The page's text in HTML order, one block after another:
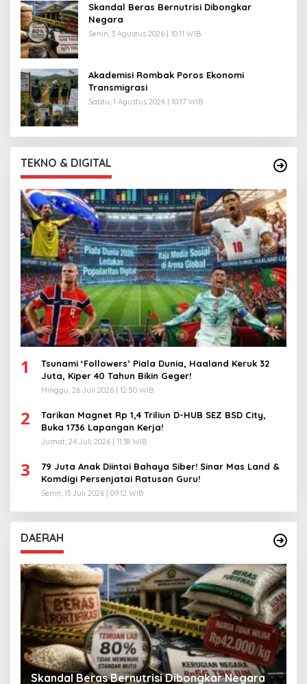
Skandal Beras Bernutrisi Dibongkar
Negara
Senin, 3 Agustus 2026 | 10:11 WIB
Akademisi Rombak Poros Ekonomi
Transmigrasi
Sabtu, 1 Agustus 2026 | 10:17 WIB
TEKNO & DIGITAL
1
Tsunami ‘Followers’ Piala Dunia, Haaland Keruk 32
Juta, Kiper 40 Tahun Bikin Geger!
Minggu, 26 Juli 2026 | 12:50 WIB
2
Tarikan Magnet Rp 1,4 Triliun D-HUB SEZ BSD City,
Buka 1736 Lapangan Kerja!
Jumat, 24 Juli 2026 | 11:38 WIB
3
79 Juta Anak Diintai Bahaya Siber! Sinar Mas Land &
Komdigi Persenjatai Ratusan Guru!
Senin, 13 Juli 2026 | 09:12 WIB
DAERAH
Skandal Beras Bernutrisi Dibongkar Negara